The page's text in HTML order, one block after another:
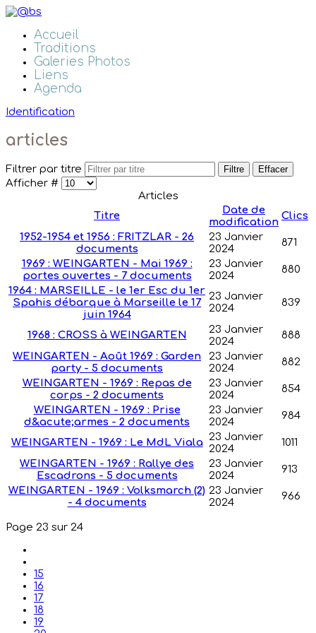
Accueil
Traditions
Galeries Photos
Liens
Agenda
Identification
articles
Filtrer par titre Filtre Effacer
Afficher #
Articles
Titre
Date de
modification
Clics
1952-1954 et 1956 : FRITZLAR - 26
documents
23 Janvier
2024
871
1969 : WEINGARTEN - Mai 1969 :
portes ouvertes - 7 documents
23 Janvier
2024
880
1964 : MARSEILLE - le 1er Esc du 1er
Spahis débarque à Marseille le 17
juin 1964
23 Janvier
2024
839
1968 : CROSS à WEINGARTEN
23 Janvier
2024
888
WEINGARTEN - Août 1969 : Garden
party - 5 documents
23 Janvier
2024
882
WEINGARTEN - 1969 : Repas de
corps - 2 documents
23 Janvier
2024
854
WEINGARTEN - 1969 : Prise
d&acute;armes - 2 documents
23 Janvier
2024
984
WEINGARTEN - 1969 : Le MdL Viala 23 Janvier
2024
1011
WEINGARTEN - 1969 : Rallye des
Escadrons - 5 documents
23 Janvier
2024
913
WEINGARTEN - 1969 : Volksmarch (2)
- 4 documents
23 Janvier
2024
966
Page 23 sur 24
15
16
17
18
19